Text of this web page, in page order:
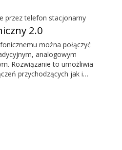
Bluetooth. EduMic
audio z systemów pętli
użyteczności publicznej.
przez telefon stacjonarny
2.0
można połączyć
analogowym
Rozwiązanie to umożliwia
przychodzących jak i